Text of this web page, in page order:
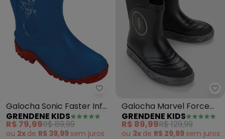
Grendene Kids - Galocha
Galocha Sonic Faster Inf
(Azul)
GRENDENE KIDS
R$ 79,99R$ 89,99
ou 2x de R$ 39,99 sem juros
Galocha Marvel Force
(Preto)
GRENDENE KIDS
R$ 89,99R$ 129,99
ou 3x de R$ 29,99 sem juros